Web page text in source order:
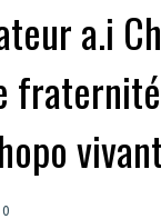
a.i
0